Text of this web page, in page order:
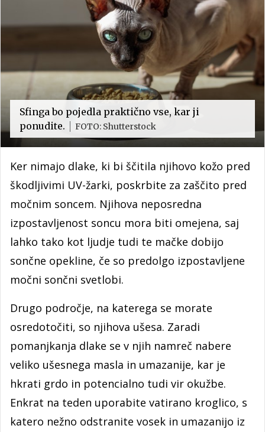
Sfinga bo pojedla praktično vse, kar ji
ponudite.
FOTO: Shutterstock
Ker nimajo dlake, ki bi ščitila njihovo kožo pred
škodljivimi UV-žarki, poskrbite za zaščito pred
močnim soncem. Njihova neposredna
izpostavljenost soncu mora biti omejena, saj
lahko tako kot ljudje tudi te mačke dobijo
sončne opekline, če so predolgo izpostavljene
močni sončni svetlobi.
Drugo področje, na katerega se morate
osredotočiti, so njihova ušesa. Zaradi
pomanjkanja dlake se v njih namreč nabere
veliko ušesnega masla in umazanije, kar je
hkrati grdo in potencialno tudi vir okužbe.
Enkrat na teden uporabite vatirano kroglico, s
katero nežno odstranite vosek in umazanijo iz